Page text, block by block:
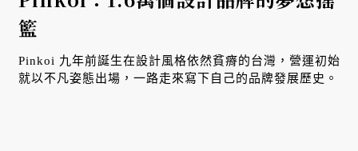
籃
Pinkoi 九年前誕生在設計風格依然貧瘠的台灣，營運初始
就以不凡姿態出場，一路走來寫下自己的品牌發展歷史。